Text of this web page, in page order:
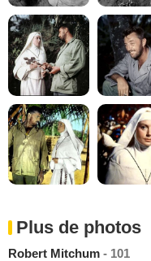
Plus de photos
Robert Mitchum - 101